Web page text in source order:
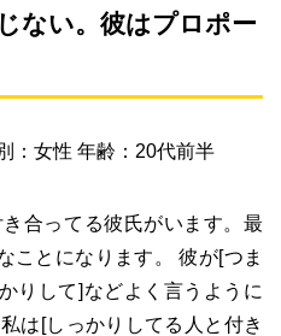
ない。彼はプロポー
：女性 年齢：20代前半
合ってる彼氏がいます。最
ことになります。 彼が[つま
りして]などよく言うように
は[しっかりしてる人と付き